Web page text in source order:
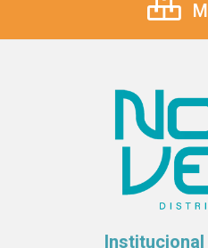
Institucional